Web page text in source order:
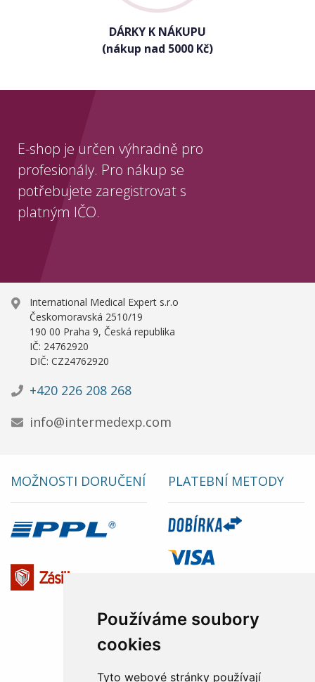
Používáme soubory
cookies
Tyto webové stránky používají
DÁRKY K NÁKUPU
(nákup nad 5000 Kč)
E-shop je určen výhradně pro
profesionály. Pro nákup se
potřebujete zaregistrovat s
platným IČO.
International Medical Expert s.r.o
Českomoravská 2510/19
190 00 Praha 9, Česká republika
IČ: 24762920
DIČ: CZ24762920
+420 226 208 268
info@intermedexp.com
MOŽNOSTI DORUČENÍ PLATEBNÍ METODY